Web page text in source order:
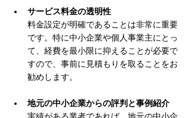
サービス料金の透明性
料金設定が明確であることは非常に重要
です。特に中小企業や個人事業主にとっ
て、経費を最小限に抑えることが必要で
すので、事前に見積もりを取ることをお
勧めします。
地元の中小企業からの評判と事例紹介